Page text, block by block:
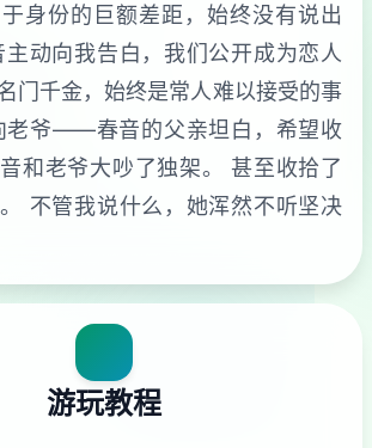
身份的巨额差距，始终没有说出
主动向我告白，我们公开成为恋人
门千金，始终是常人难以接受的事
老爷——春音的父亲坦白，希望收
和老爷大吵了独架。 甚至收拾了
不管我说什么，她浑然不听坚决
游玩教程